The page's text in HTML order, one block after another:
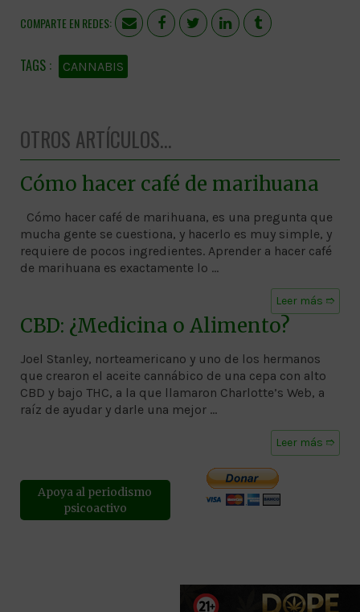
COMPARTE EN REDES:
CANNABIS
OTROS ARTÍCULOS...
Cómo hacer café de marihuana
Cómo hacer café de marihuana, es una pregunta que
mucha gente se cuestiona, y hacerlo es muy simple, y
requiere de pocos ingredientes. Aprender a hacer café
de marihuana es exactamente lo …
Leer más ➱
CBD: ¿Medicina o Alimento?
Joel Stanley, norteamericano y uno de los hermanos
que crearon el aceite cannábico de una cepa con alto
CBD y bajo THC, a la que llamaron Charlotte’s Web, a
raíz de ayudar y darle una mejor …
Leer más ➱
Apoya al periodismo
psicoactivo